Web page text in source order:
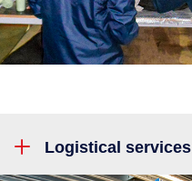
L Logistical services